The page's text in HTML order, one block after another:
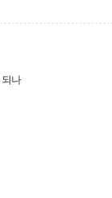
되나